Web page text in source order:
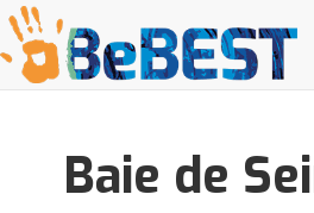
Baie de